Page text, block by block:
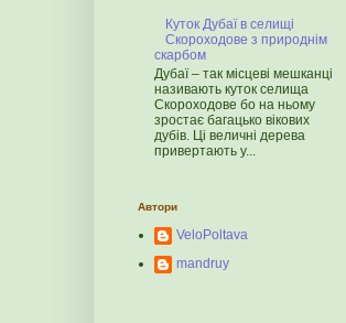
Куток Дубаї в селищі
Скороходове з природнім
скарбом
Дубаї – так місцеві мешканці
називають куток селища
Скороходове бо на ньому
зростає багацько вікових
дубів. Ці величні дерева
привертають у...
Автори
VeloPoltava
mandruy